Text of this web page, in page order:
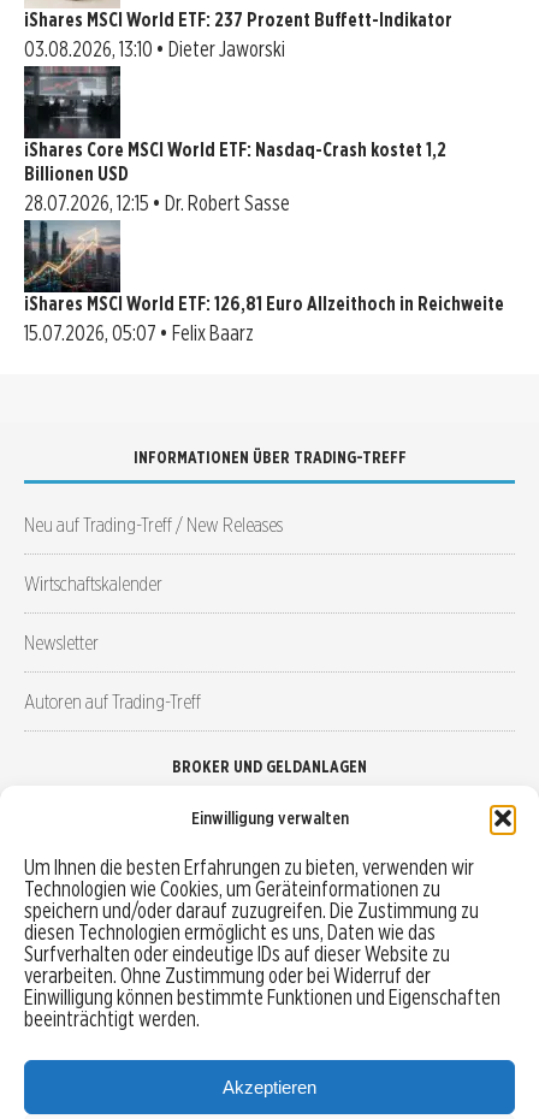
Einwilligung verwalten
Um Ihnen die besten Erfahrungen zu bieten, verwenden wir
Technologien wie Cookies, um Geräteinformationen zu
speichern und/oder darauf zuzugreifen. Die Zustimmung zu
diesen Technologien ermöglicht es uns, Daten wie das
Surfverhalten oder eindeutige IDs auf dieser Website zu
verarbeiten. Ohne Zustimmung oder bei Widerruf der
Einwilligung können bestimmte Funktionen und Eigenschaften
beeinträchtigt werden.
Akzeptieren
iShares MSCI World ETF: 237 Prozent Buffett-Indikator
03.08.2026, 13:10 • Dieter Jaworski
iShares Core MSCI World ETF: Nasdaq-Crash kostet 1,2
Billionen USD
28.07.2026, 12:15 • Dr. Robert Sasse
iShares MSCI World ETF: 126,81 Euro Allzeithoch in Reichweite
15.07.2026, 05:07 • Felix Baarz
INFORMATIONEN ÜBER TRADING-TREFF
Neu auf Trading-Treff / New Releases
Wirtschaftskalender
Newsletter
Autoren auf Trading-Treff
BROKER UND GELDANLAGEN
Robo-Advisor vergleichen
Depotvergleich
Festgeld vergleichen
Tagesgeld vergleichen